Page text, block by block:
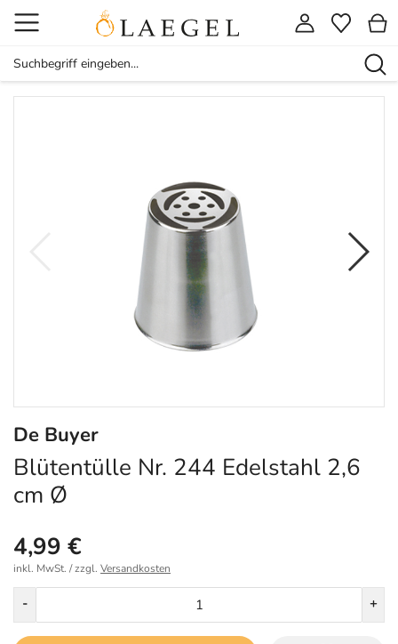
De Buyer
Blütentülle Nr. 244 Edelstahl 2,6
cm Ø
4,99 €
inkl. MwSt. / zzgl. Versandkosten
- +